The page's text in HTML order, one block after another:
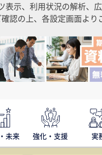
示、利用状況の解析、
認の上、各設定画面よ
未来 強化・支援 実